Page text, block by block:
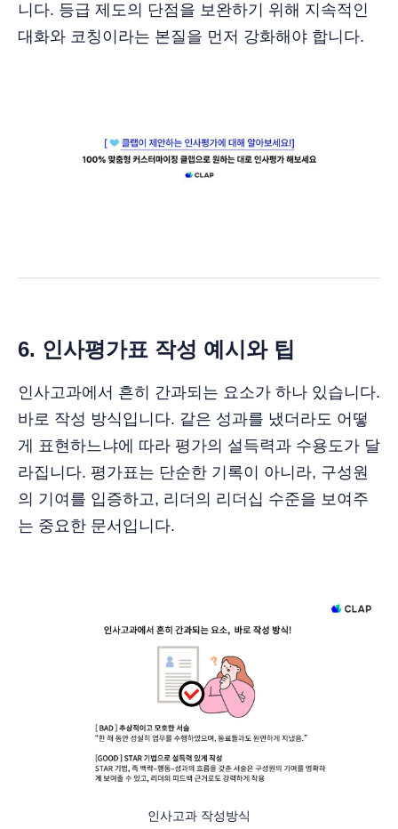
니다. 등급 제도의 단점을 보완하기 위해 지속적인
대화와 코칭이라는 본질을 먼저 강화해야 합니다.
6. 인사평가표 작성 예시와 팁
인사고과에서 흔히 간과되는 요소가 하나 있습니다.
바로 작성 방식입니다. 같은 성과를 냈더라도 어떻
게 표현하느냐에 따라 평가의 설득력과 수용도가 달
라집니다. 평가표는 단순한 기록이 아니라, 구성원
의 기여를 입증하고, 리더의 리더십 수준을 보여주
는 중요한 문서입니다.
인사고과 작성방식